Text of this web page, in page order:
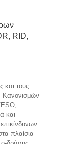
RID,
και τους
Κανονισμών
και
πλαίσια